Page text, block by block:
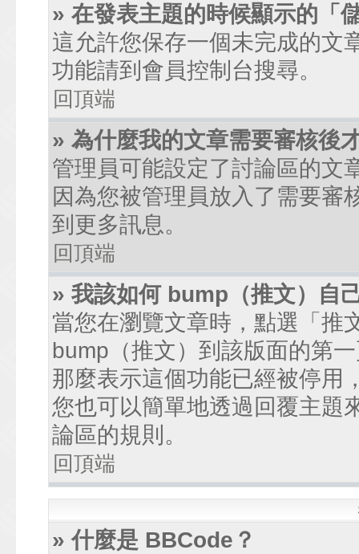
» 在發表主題的時候顯示的「
這允許您保存一個未完成的文
功能請到會員控制台搜尋。
回頂端
» 為什麼我的文章需要審核後
管理員可能設定了討論區的文
因為您被管理員放入了需要審
到更多訊息。
回頂端
» 我該如何 bump（推文）自
當您在瀏覽文章時，點選「推
bump（推文）到該版面的第
那麼表示這個功能已經被停用
您也可以簡單地透過回覆主題
論區的規則。
回頂端
» 什麼是 BBCode？